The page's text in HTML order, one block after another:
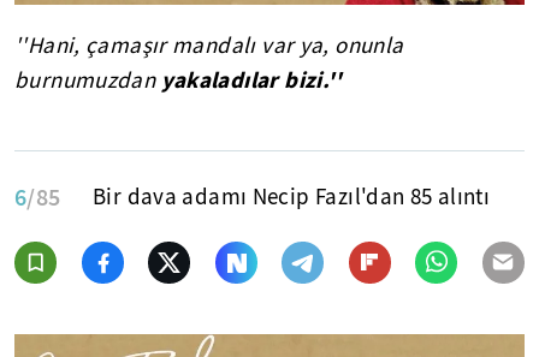
''Hani, çamaşır mandalı var ya, onunla
burnumuzdan yakaladılar bizi.''
6/85 Bir dava adamı Necip Fazıl'dan 85 alıntı